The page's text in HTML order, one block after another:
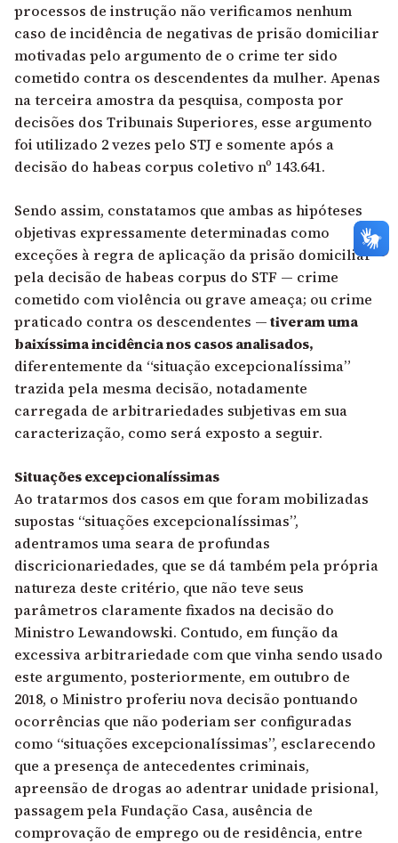
processos de instrução não verificamos nenhum
caso de incidência de negativas de prisão domiciliar
motivadas pelo argumento de o crime ter sido
cometido contra os descendentes da mulher. Apenas
na terceira amostra da pesquisa, composta por
decisões dos Tribunais Superiores, esse argumento
foi utilizado 2 vezes pelo STJ e somente após a
decisão do habeas corpus coletivo nº 143.641.
Sendo assim, constatamos que ambas as hipóteses
objetivas expressamente determinadas como
exceções à regra de aplicação da prisão domiciliar
pela decisão de habeas corpus do STF — crime
cometido com violência ou grave ameaça; ou crime
praticado contra os descendentes —tiveram uma
baixíssima incidência nos casos analisados,
diferentemente da “situação excepcionalíssima”
trazida pela mesma decisão, notadamente
carregada de arbitrariedades subjetivas em sua
caracterização, como será exposto a seguir.
Situações excepcionalíssimas
Ao tratarmos dos casos em que foram mobilizadas
supostas “situações excepcionalíssimas”,
adentramos uma seara de profundas
discricionariedades, que se dá também pela própria
natureza deste critério, que não teve seus
parâmetros claramente fixados na decisão do
Ministro Lewandowski. Contudo, em função da
excessiva arbitrariedade com que vinha sendo usado
este argumento, posteriormente, em outubro de
2018, o Ministro proferiu nova decisão pontuando
ocorrências que não poderiam ser configuradas
como “situações excepcionalíssimas”, esclarecendo
que a presença de antecedentes criminais,
apreensão de drogas ao adentrar unidade prisional,
passagem pela Fundação Casa, ausência de
comprovação de emprego ou de residência, entre